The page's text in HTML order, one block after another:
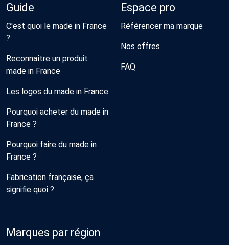
Guide
C'est quoi le made in France
?
Reconnaître un produit
made in France
Les logos du made in France
Pourquoi acheter du made in
France ?
Pourquoi faire du made in
France ?
Fabrication française, ça
signifie quoi ?
Espace pro
Référencer ma marque
Nos offres
FAQ
Marques par région